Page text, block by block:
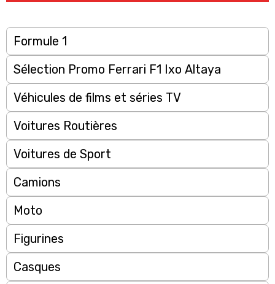
Formule 1
Sélection Promo Ferrari F1 Ixo Altaya
Véhicules de films et séries TV
Voitures Routières
Voitures de Sport
Camions
Moto
Figurines
Casques